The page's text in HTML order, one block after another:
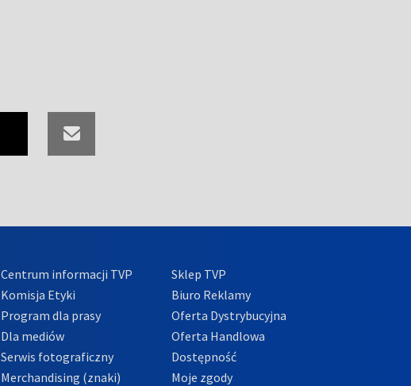
Centrum informacji TVP
Komisja Etyki
Program dla prasy
Dla mediów
Serwis fotograficzny
Merchandising (znaki)
Sklep TVP
Biuro Reklamy
Oferta Dystrybucyjna
Oferta Handlowa
Dostępność
Moje zgody